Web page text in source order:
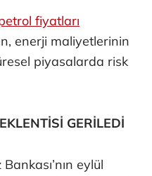
fiyatları
enerji maliyetlerinin
piyasalarda risk
GERİLEDİ
eylül